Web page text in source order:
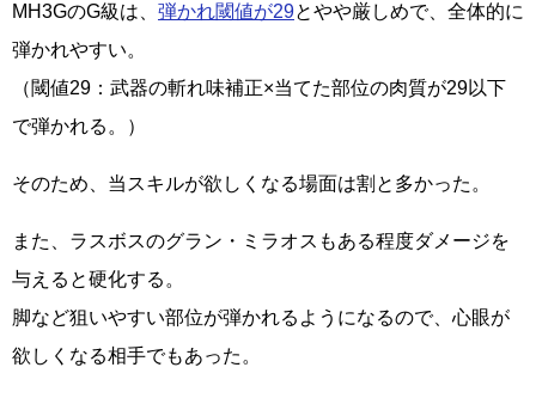
MH3GのG級は、 弾かれ閾値が29とやや厳しめで、全体的に
弾かれやすい。
（閾値29：武器の斬れ味補正×当てた部位の肉質が29以下
で弾かれる。）
そのため、当スキルが欲しくなる場面は割と多かった。
また、ラスボスのグラン・ミラオスもある程度ダメージを
与えると硬化する。
脚など狙いやすい部位が弾かれるようになるので、心眼が
欲しくなる相手でもあった。